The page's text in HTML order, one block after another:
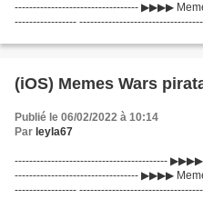
---------------------------------- ▶▶▶▶
-----------------
(iOS) Memes Wars
Publié le 06/02/2022 à 10:14
Par leyla67
------------------------------------------
---------------------------------- ▶▶▶▶
-----------------